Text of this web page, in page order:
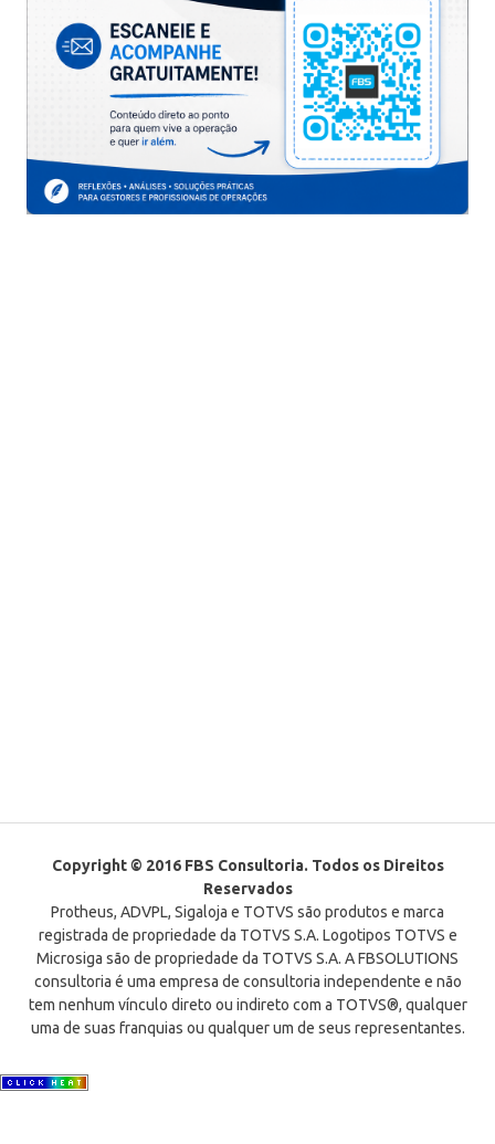
Copyright © 2016 FBS Consultoria. Todos os Direitos
Reservados
Protheus, ADVPL, Sigaloja e TOTVS são produtos e marca
registrada de propriedade da TOTVS S.A. Logotipos TOTVS e
Microsiga são de propriedade da TOTVS S.A. A FBSOLUTIONS
consultoria é uma empresa de consultoria independente e não
tem nenhum vínculo direto ou indireto com a TOTVS®, qualquer
uma de suas franquias ou qualquer um de seus representantes.